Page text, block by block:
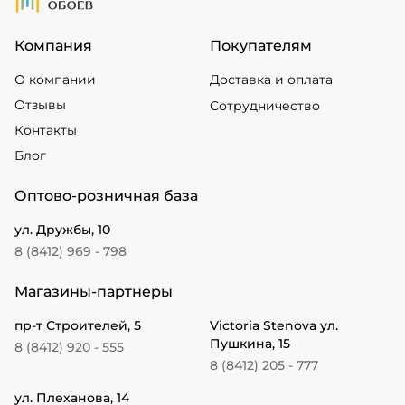
Компания
О компании
Отзывы
Контакты
Блог
Покупателям
Доставка и оплата
Сотрудничество
Оптово-розничная база
ул. Дружбы, 10
8 (8412) 969 - 798
Магазины-партнеры
пр-т Строителей, 5
8 (8412) 920 - 555
Victoria Stenova ул.
Пушкина, 15
8 (8412) 205 - 777
ул. Плеханова, 14